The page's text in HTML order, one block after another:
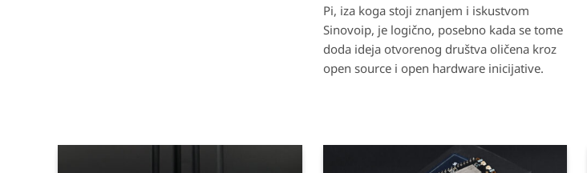
Pi, iza koga stoji znanjem i iskustvom
Sinovoip, je logično, posebno kada se tome
doda ideja otvorenog društva oličena kroz
open source i open hardware inicijative.